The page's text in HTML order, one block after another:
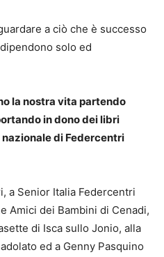
a ciò che è successo
solo ed
la nostra vita partendo
in dono dei libri
di Federcentri
a Senior Italia Federcentri
Amici dei Bambini di Cenadi,
di Isca sullo Jonio, alla
ed a Genny Pasquino